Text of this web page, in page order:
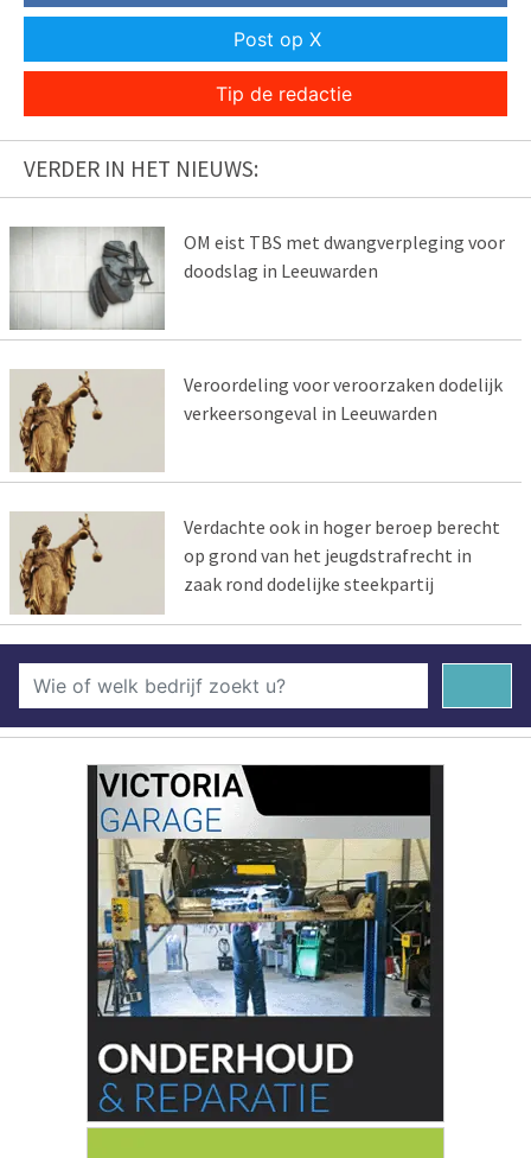
Post op X
Tip de redactie
VERDER IN HET NIEUWS:
OM eist TBS met dwangverpleging voor
doodslag in Leeuwarden
Veroordeling voor veroorzaken dodelijk
verkeersongeval in Leeuwarden
Verdachte ook in hoger beroep berecht
op grond van het jeugdstrafrecht in
zaak rond dodelijke steekpartij